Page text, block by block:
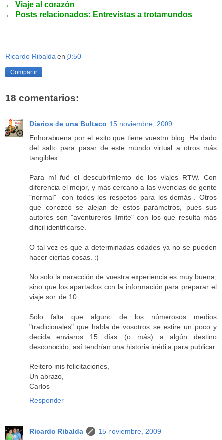
← Viaje al corazón
← Posts relacionados: Entrevistas a trotamundos
Ricardo Ribalda en 0:50
Compartir
18 comentarios:
Diarios de una Bultaco 15 noviembre, 2009
Enhorabuena por el exito que tiene vuestro blog. Ha dado
del salto para pasar de este mundo virtual a otros más
tangibles.
Para mí fué el descubrimiento de los viajes RTW. Con
diferencia el mejor, y más cercano a las vivencias de gente
"normal" -con todos los respetos para los demás-. Otros
que conozco se alejan de estos parámetros, pues sus
autores son "aventureros límite" con los que resulta más
dificil identificarse.
O tal vez es que a determinadas edades ya no se pueden
hacer ciertas cosas. :)
No solo la naracción de vuestra experiencia es muy buena,
sino que los apartados con la información para preparar el
viaje son de 10.
Solo falta que alguno de los númerosos medios
"tradicionales" que habla de vosotros se estire un poco y
decida enviaros 15 días (o más) a algún destino
desconocido, así tendrían una historia inédita para publicar.
Reitero mis felicitaciones,
Un abrazo,
Carlos
Responder
Ricardo Ribalda
15 noviembre, 2009